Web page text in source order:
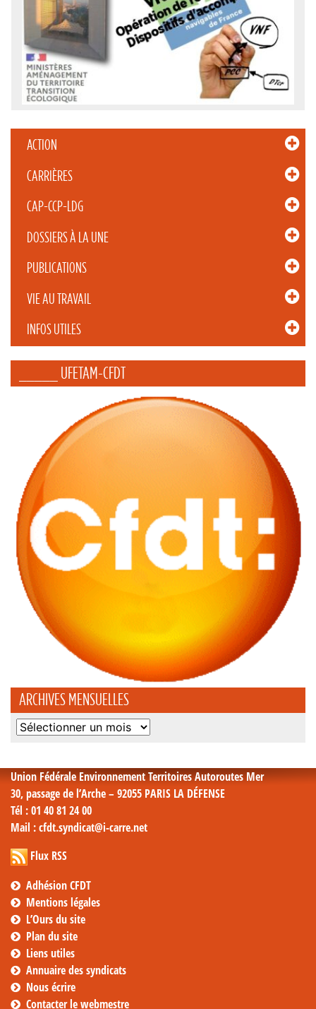
ACTION
CARRIÈRES
CAP-CCP-LDG
DOSSIERS À LA UNE
PUBLICATIONS
VIE AU TRAVAIL
INFOS UTILES
_____ UFETAM-CFDT
ARCHIVES MENSUELLES
Archives
Union Fédérale Environnement Territoires Autoroutes Mer
30, passage de l’Arche – 92055 PARIS LA DÉFENSE
Tél : 01 40 81 24 00
Mail : cfdt.syndicat@i-carre.net
Flux RSS
Adhésion CFDT
Mentions légales
L’Ours du site
Plan du site
Liens utiles
Annuaire des syndicats
Nous écrire
Contacter le webmestre